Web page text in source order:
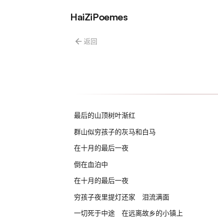
HaiZiPoemes
返回
最后的山顶树叶渐红
群山似穷孩子的灰马和白马
在十月的最后一夜
倒在血泊中
在十月的最后一夜
穷孩子夜里提灯还家 泪流满面
一切死于中途 在远离故乡的小镇上